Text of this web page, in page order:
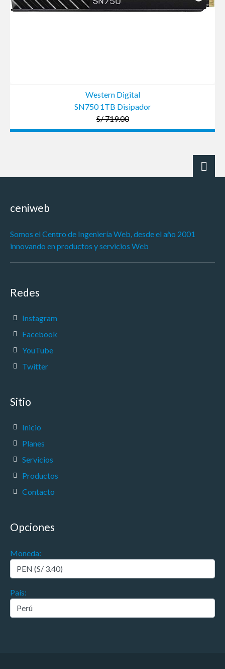
Western Digital
SN750 1TB Disipador
S/ 719.00
ceniweb
Somos el Centro de Ingeniería Web, desde el año 2001
innovando en productos y servicios Web
Redes
Instagram
Facebook
YouTube
Twitter
Sitio
Inicio
Planes
Servicios
Productos
Contacto
Opciones
Moneda:
País: